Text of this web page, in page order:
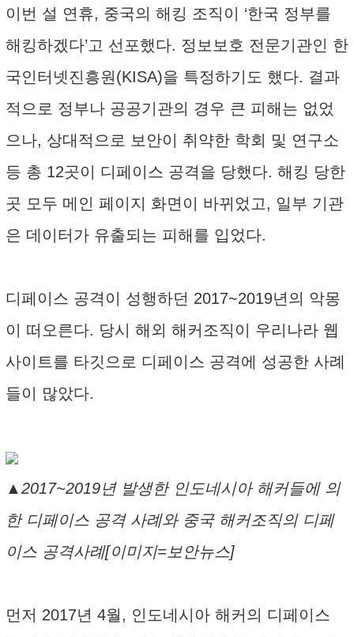
이번 설 연휴, 중국의 해킹 조직이 ‘한국 정부를
해킹하겠다’고 선포했다. 정보보호 전문기관인 한
국인터넷진흥원(KISA)을 특정하기도 했다. 결과
적으로 정부나 공공기관의 경우 큰 피해는 없었
으나, 상대적으로 보안이 취약한 학회 및 연구소
등 총 12곳이 디페이스 공격을 당했다. 해킹 당한
곳 모두 메인 페이지 화면이 바뀌었고, 일부 기관
은 데이터가 유출되는 피해를 입었다.
디페이스 공격이 성행하던 2017~2019년의 악몽
이 떠오른다. 당시 해외 해커조직이 우리나라 웹
사이트를 타깃으로 디페이스 공격에 성공한 사례
들이 많았다.
▲2017~2019년 발생한 인도네시아 해커들에 의
한 디페이스 공격 사례와 중국 해커조직의 디페
이스 공격사례[이미지=보안뉴스]
먼저 2017년 4월, 인도네시아 해커의 디페이스